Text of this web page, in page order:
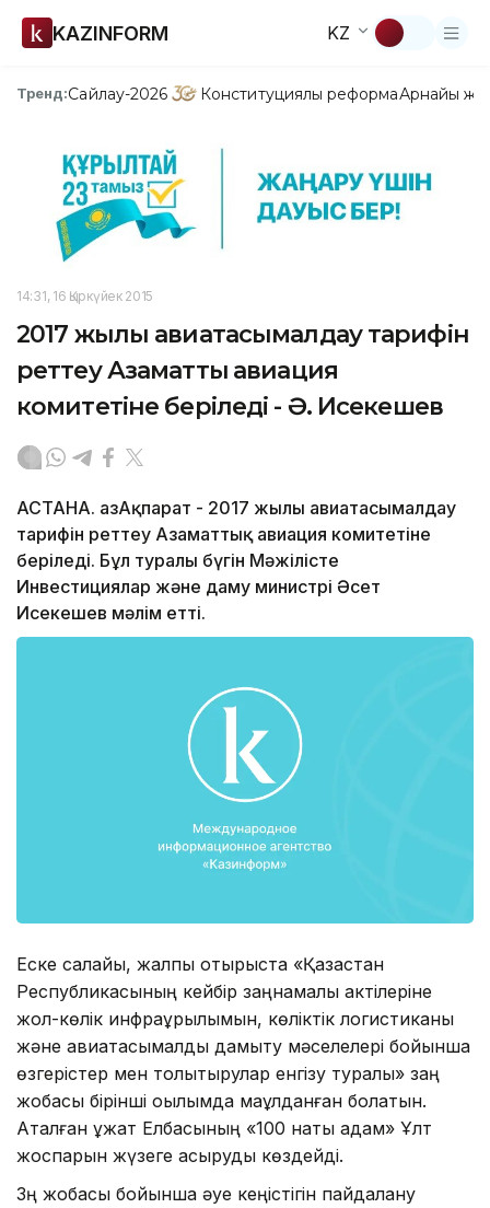
KAZINFORM KZ
Тренд:Сайлау-2026 Конституциялық реформаАрнайы
14:31, 16 Қыркүйек 2015
2017 жылы авиатасымалдау тарифін
реттеу Азаматтық авиация
комитетіне беріледі - Ә. Исекешев
АСТАНА. ҚазАқпарат - 2017 жылы авиатасымалдау
тарифін реттеу Азаматтық авиация комитетіне
беріледі. Бұл туралы бүгін Мәжілісте
Инвестициялар және даму министрі Әсет
Исекешев мәлім етті.
Еске салайық, жалпы отырыста «Қазақстан
Республикасының кейбір заңнамалық актілеріне
жол-көлік инфрақұрылымын, көліктік логистиканы
және авиатасымалды дамыту мәселелері бойынша
өзгерістер мен толықтырулар енгізу туралы» заң
жобасы бірінші оқылымда мақұлданған болатын.
Аталған құжат Елбасының «100 нақты қадам» Ұлт
жоспарын жүзеге асыруды көздейді.
Зң жобасы бойынша әуе кеңістігін пайдалану